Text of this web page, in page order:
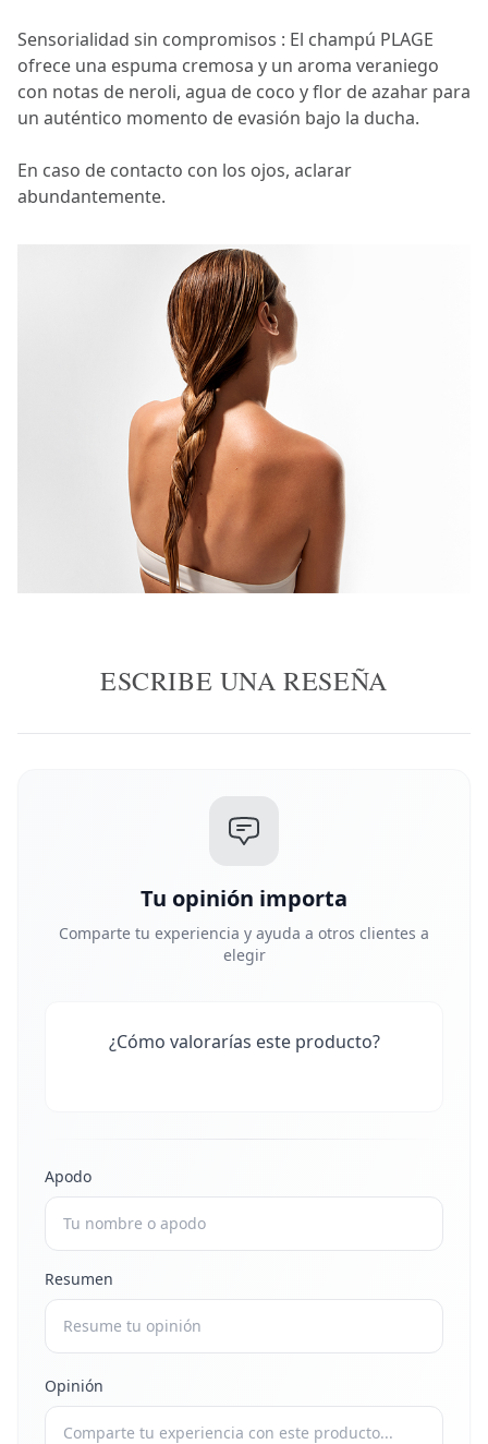
Sensorialidad sin compromisos : El champú PLAGE
ofrece una espuma cremosa y un aroma veraniego
con notas de neroli, agua de coco y flor de azahar para
un auténtico momento de evasión bajo la ducha.
En caso de contacto con los ojos, aclarar
abundantemente.
ESCRIBE UNA RESEÑA
Tu opinión importa
Comparte tu experiencia y ayuda a otros clientes a
elegir
¿Cómo valorarías este producto?
Apodo
Resumen
Opinión